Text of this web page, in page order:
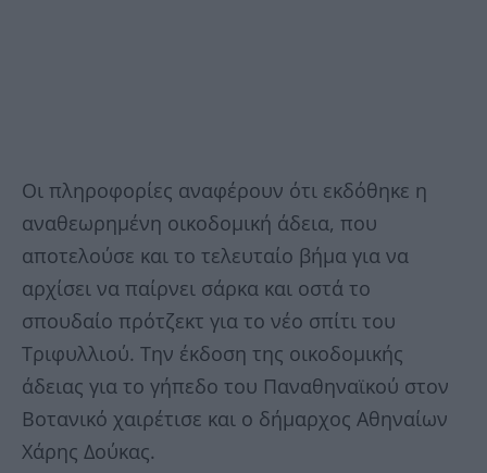
Οι πληροφορίες αναφέρουν ότι εκδόθηκε η
αναθεωρημένη οικοδομική άδεια, που
αποτελούσε και το τελευταίο βήμα για να
αρχίσει να παίρνει σάρκα και οστά το
σπουδαίο πρότζεκτ για το νέο σπίτι του
Τριφυλλιού. Την έκδοση της οικοδομικής
άδειας για το γήπεδο του Παναθηναϊκού στον
Βοτανικό χαιρέτισε και ο δήμαρχος Αθηναίων
Χάρης Δούκας.